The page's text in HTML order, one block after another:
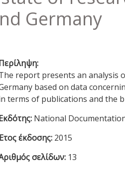
Germany
report presents an analysis
based on data
terms of publications and the
National
έκδοσης: 2015
σελίδων: 13